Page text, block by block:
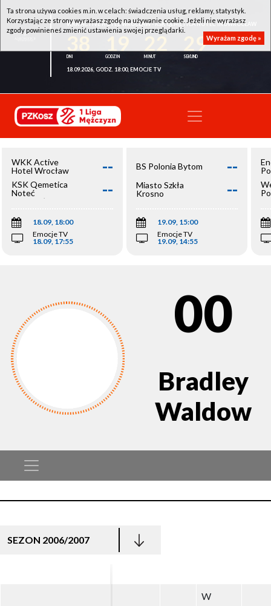
WKK ACTIVE HOTEL WROCŁAW - KSK QEMETICA NOTEĆ INOWROCŁAW
29
18.09.2026, GODZ. 18:00, EMOCJE TV
WKK Active
Hotel Wrocław
--
KSK Qemetica
Noteć
Inowrocław
--
18.09, 18:00
Emocje TV
18.09, 17:55
BS Polonia Bytom --
Miasto Szkła
Krosno
--
19.09, 15:00
Emocje TV
19.09, 14:55
00
Bradley
Waldow
SEZON 2006/2007
W
W
Ta strona używa cookies m.in. w celach: świadczenia usług, reklamy, statystyk.
Korzystając ze strony wyrażasz zgodę na używanie cookie. Jeżeli nie wyrażasz
zgody powinieneś zmienić ustawienia swojej przeglądarki.
Wyrażam zgodę »